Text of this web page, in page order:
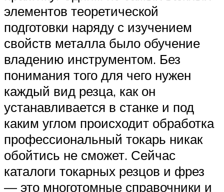
элементов теоретической
подготовки наряду с изучением
свойств металла было обучение
владению инструментом. Без
понимания того для чего нужен
каждый вид резца, как он
устанавливается в станке и под
каким углом происходит обработка
профессиональный токарь никак
обойтись не сможет. Сейчас
каталоги токарных резцов и фрез
— это многотомные справочники и